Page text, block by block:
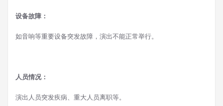
设备故障：
如音响等重要设备突发故障，演出不能正常举行。
人员情况：
演出人员突发疾病、重大人员离职等。